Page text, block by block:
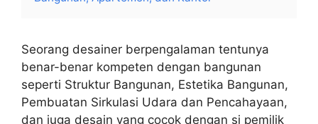
Seorang desainer berpengalaman tentunya
benar-benar kompeten dengan bangunan
seperti Struktur Bangunan, Estetika Bangunan,
Pembuatan Sirkulasi Udara dan Pencahayaan,
dan juga desain yang cocok dengan si pemilik